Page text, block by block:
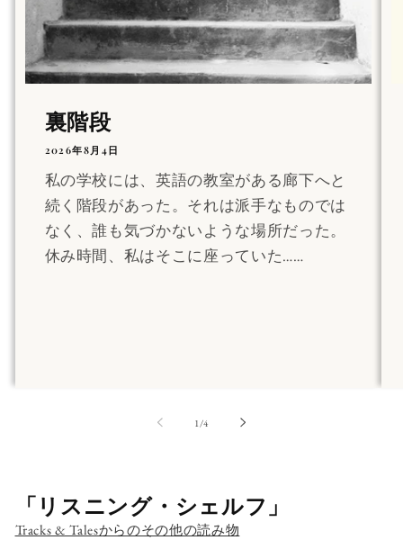
裏階段
2026年8月4日
私の学校には、英語の教室がある廊下へと
続く階段があった。それは派手なものでは
なく、誰も気づかないような場所だった。
休み時間、私はそこに座っていた……
1 /の
4
「リスニング・シェルフ」
Tracks & Talesからのその他の読み物